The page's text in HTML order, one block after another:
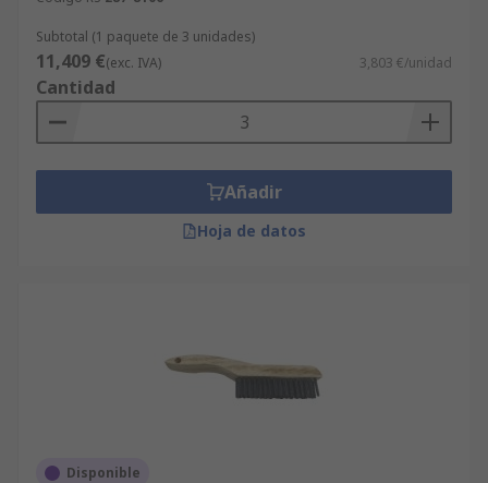
Subtotal (1 paquete de 3 unidades)
11,409 €(exc. IVA) 3,803 €/unidad
Cantidad
Añadir
Hoja de datos
Disponible